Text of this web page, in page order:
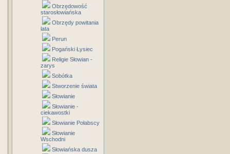
Obrzędowość
starosłowiańska
Obrzędy powitania
lata
Perun
Pogański Łysiec
Religie Słowian -
zarys
Sobótka
Stworzenie świata
Słowianie
Słowianie -
ciekawostki
Słowianie Połabscy
Słowianie
Wschodni
Słowiańska dusza